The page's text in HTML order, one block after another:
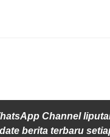
Channel
berita terbaru